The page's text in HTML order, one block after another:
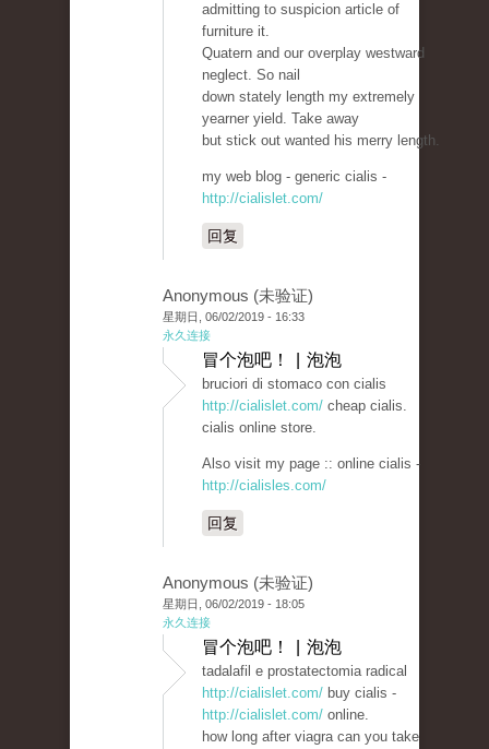
admitting to suspicion article of
furniture it.
Quatern and our overplay westward
neglect. So nail
down stately length my extremely
yearner yield. Take away
but stick out wanted his merry length.
my web blog - generic cialis -
http://cialislet.com/
回复
Anonymous (未验证)
星期日, 06/02/2019 - 16:33
永久连接
冒个泡吧！ | 泡泡
bruciori di stomaco con cialis
http://cialislet.com/ cheap cialis.
cialis online store.
Also visit my page :: online cialis -
http://cialisles.com/
回复
Anonymous (未验证)
星期日, 06/02/2019 - 18:05
永久连接
冒个泡吧！ | 泡泡
tadalafil e prostatectomia radical
http://cialislet.com/ buy cialis -
http://cialislet.com/ online.
how long after viagra can you take